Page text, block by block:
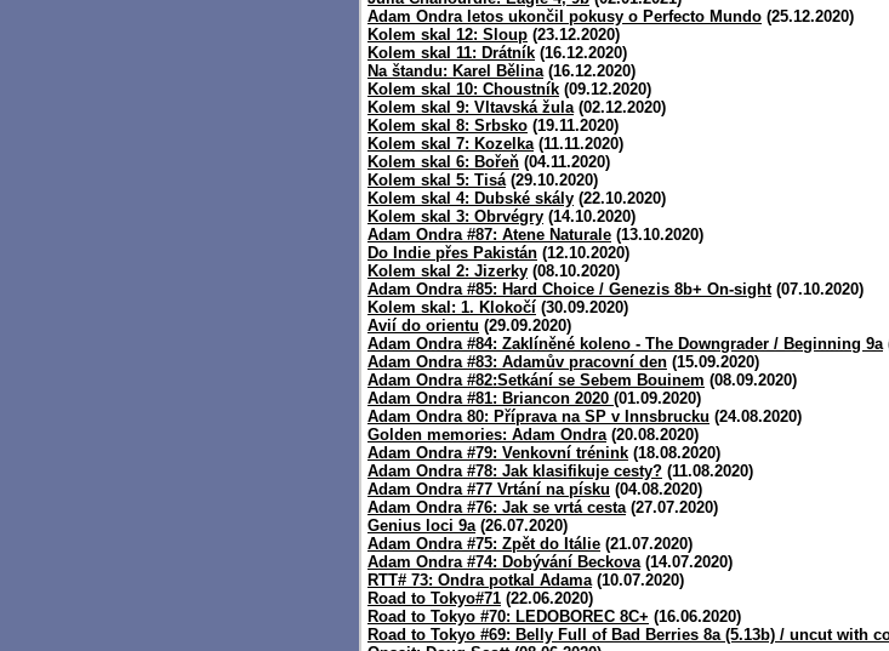
Adam Ondra letos ukončil pokusy o Perfecto Mundo (25.12.2020)
Kolem skal 12: Sloup (23.12.2020)
Kolem skal 11: Drátník (16.12.2020)
Na štandu: Karel Bělina(16.12.2020)
Kolem skal 10: Choustník (09.12.2020)
Kolem skal 9: Vltavská žula(02.12.2020)
Kolem skal 8: Srbsko (19.11.2020)
Kolem skal 7: Kozelka(11.11.2020)
Kolem skal 6: Bořeň (04.11.2020)
Kolem skal 5: Tisá(29.10.2020)
Kolem skal 4: Dubské skály (22.10.2020)
Kolem skal 3: Obrvégry (14.10.2020)
Adam Ondra #87: Atene Naturale (13.10.2020)
Do Indie přes Pakistán (12.10.2020)
Kolem skal 2: Jizerky (08.10.2020)
Adam Ondra #85: Hard Choice / Genezis 8b+ On-sight(07.10.2020)
Kolem skal: 1. Klokočí (30.09.2020)
Avií do orientu (29.09.2020)
Adam Ondra #84: Zaklíněné koleno - The Downgrader / Beginning 9a
Adam Ondra #83: Adamův pracovní den (15.09.2020)
Adam Ondra #82:Setkání se Sebem Bouinem (08.09.2020)
Adam Ondra #81: Briancon 2020 (01.09.2020)
Adam Ondra 80: Příprava na SP v Innsbrucku (24.08.2020)
Golden memories: Adam Ondra(20.08.2020)
Adam Ondra #79: Venkovní trénink (18.08.2020)
Adam Ondra #78: Jak klasifikuje cesty? (11.08.2020)
Adam Ondra #77 Vrtání na písku (04.08.2020)
Adam Ondra #76: Jak se vrtá cesta(27.07.2020)
Genius loci 9a(26.07.2020)
Adam Ondra #75: Zpět do Itálie (21.07.2020)
Adam Ondra #74: Dobývání Beckova(14.07.2020)
RTT# 73: Ondra potkal Adama(10.07.2020)
Road to Tokyo#71 (22.06.2020)
Road to Tokyo #70: LEDOBOREC 8C+ (16.06.2020)
Road to Tokyo #69: Belly Full of Bad Berries 8a (5.13b) / uncut with